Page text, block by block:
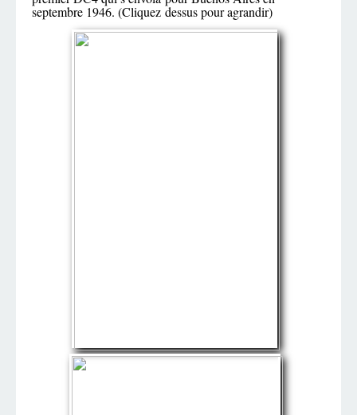
septembre 1946. (Cliquez dessus pour agrandir)